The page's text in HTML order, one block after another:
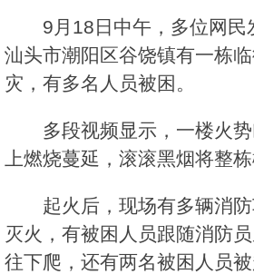
9月18日中午，多位网民
汕头市潮阳区谷饶镇有一栋
灾，有多名人员被困。
多段视频显示，一楼火
上燃烧蔓延，滚滚黑烟将整
起火后，现场有多辆消
灭火，有被困人员跟随消防
往下爬，还有两名被困人员被